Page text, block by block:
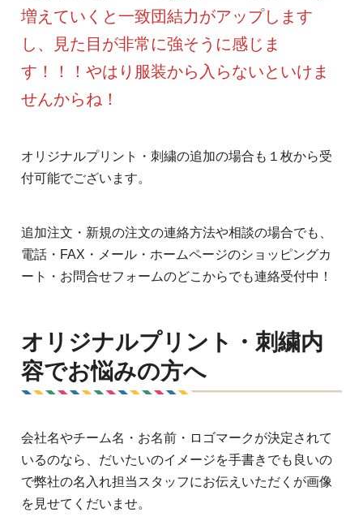
増えていくと一致団結力がアップします
し、見た目が非常に強そうに感じま
す！！！やはり服装から入らないといけま
せんからね！
オリジナルプリント・刺繍の追加の場合も１枚から受
付可能でございます。
追加注文・新規の注文の連絡方法や相談の場合でも、
電話・FAX・メール・ホームページのショッピングカ
ート・お問合せフォームのどこからでも連絡受付中！
オリジナルプリント・刺繍内
容でお悩みの方へ
会社名やチーム名・お名前・ロゴマークが決定されて
いるのなら、だいたいのイメージを手書きでも良いの
で弊社の名入れ担当スタッフにお伝えいただくが画像
を見せてくだいませ。